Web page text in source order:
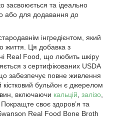
засвоюється та ідеально
або для додавання до
інгредієнтом, який
життя. Ця добавка з
Real Food, що любить шкіру
з сертифікованих USDA
забезпечує повне живлення
бульйон є джерелом
включаючи кальцій залізо
Покращте своє здоров’я та
Real Food Bone Broth